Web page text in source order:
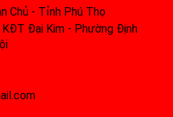
Chủ - Tỉnh Phú Thọ
KĐT Đại Kim - Phường Định